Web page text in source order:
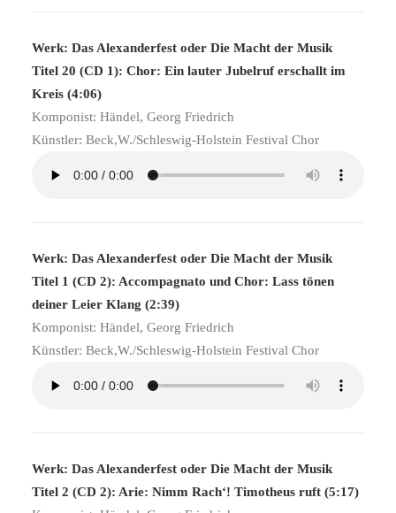
Werk: Das Alexanderfest oder Die Macht der Musik
Titel 20 (CD 1): Chor: Ein lauter Jubelruf erschallt im
Kreis (4:06)
Komponist: Händel, Georg Friedrich
Künstler: Beck,W./Schleswig-Holstein Festival Chor
Werk: Das Alexanderfest oder Die Macht der Musik
Titel 1 (CD 2): Accompagnato und Chor: Lass tönen
deiner Leier Klang (2:39)
Komponist: Händel, Georg Friedrich
Künstler: Beck,W./Schleswig-Holstein Festival Chor
Werk: Das Alexanderfest oder Die Macht der Musik
Titel 2 (CD 2): Arie: Nimm Rach‘! Timotheus ruft (5:17)